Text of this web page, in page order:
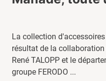
La collection
résultat de la
René TALOPP et le
groupe FERODO ...